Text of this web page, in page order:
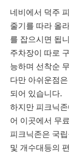
네비에서 덕주
줄기를 따라 올
를 잡으시면 됩
주차장이 따로
능하며 선착순
다만 아쉬운점
되어 있습니다.
하지만 피크닉
어 이곳에서 무
피크닉존은 국
및 개수대등의